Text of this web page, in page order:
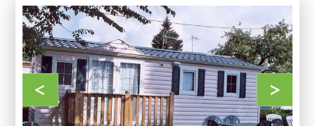
< >